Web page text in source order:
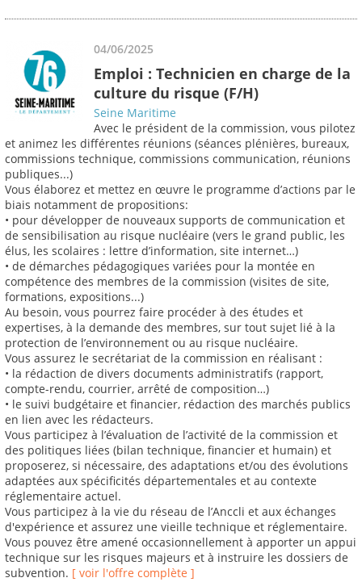
04/06/2025
Emploi : Technicien en charge de la
culture du risque (F/H)
Seine Maritime
Avec le président de la commission, vous pilotez
et animez les différentes réunions (séances plénières, bureaux,
commissions technique, commissions communication, réunions
publiques...)
Vous élaborez et mettez en œuvre le programme d’actions par le
biais notamment de propositions:
• pour développer de nouveaux supports de communication et
de sensibilisation au risque nucléaire (vers le grand public, les
élus, les scolaires : lettre d’information, site internet…)
• de démarches pédagogiques variées pour la montée en
compétence des membres de la commission (visites de site,
formations, expositions...)
Au besoin, vous pourrez faire procéder à des études et
expertises, à la demande des membres, sur tout sujet lié à la
protection de l’environnement ou au risque nucléaire.
Vous assurez le secrétariat de la commission en réalisant :
• la rédaction de divers documents administratifs (rapport,
compte-rendu, courrier, arrêté de composition…)
• le suivi budgétaire et financier, rédaction des marchés publics
en lien avec les rédacteurs.
Vous participez à l’évaluation de l’activité de la commission et
des politiques liées (bilan technique, financier et humain) et
proposerez, si nécessaire, des adaptations et/ou des évolutions
adaptées aux spécificités départementales et au contexte
réglementaire actuel.
Vous participez à la vie du réseau de l’Anccli et aux échanges
d'expérience et assurez une vieille technique et réglementaire.
Vous pouvez être amené occasionnellement à apporter un appui
technique sur les risques majeurs et à instruire les dossiers de
subvention. [ voir l'offre complète ]